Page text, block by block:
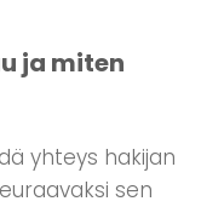
ja miten
yhteys hakijan
sen